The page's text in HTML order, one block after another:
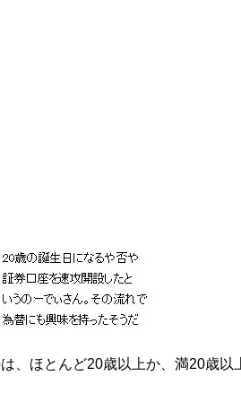
、ほとんど20歳以上か、満20歳以